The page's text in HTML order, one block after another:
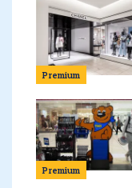
Premium
Premium